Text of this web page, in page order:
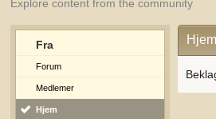
Explore content from the community
Fra
Forum
Medlemer
Hjem
Hjem